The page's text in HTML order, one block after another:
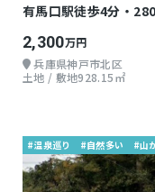
有馬口駅徒歩4分・
2,300万円
兵庫県神戸市北区
土地 / 敷地928.15㎡
#温泉巡り #自然多い #山